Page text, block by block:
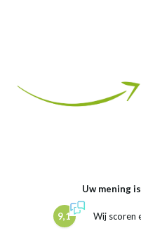
Uw mening
9,1 Wij scoren